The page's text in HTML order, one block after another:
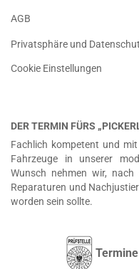
AGB
Privatsphäre und
Cookie Einstellungen
DER TERMIN FÜRS
Fachlich kompetent und
Fahrzeuge in unserer
Wunsch nehmen wir,
Reparaturen und
worden sein sollte.